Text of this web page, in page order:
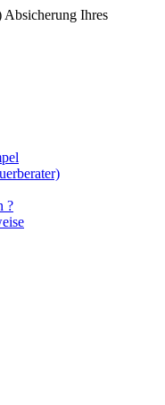
Absicherung Ihres
?